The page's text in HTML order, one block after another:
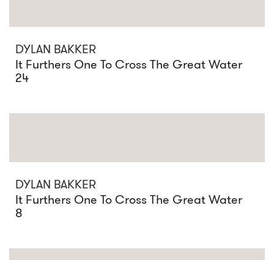
DYLAN BAKKER
It Furthers One To Cross The Great Water
24
DYLAN BAKKER
It Furthers One To Cross The Great Water
8